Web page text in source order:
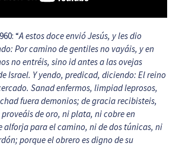
“A estos doce envió Jesús, y les dio
Por camino de gentiles no vayáis, y en
no entréis, sino id antes a las ovejas
Israel. Y yendo, predicad, diciendo: El reino
Sanad enfermos, limpiad leprosos,
fuera demonios; de gracia recibisteis,
de oro, ni plata, ni cobre en
alforja para el camino, ni de dos túnicas, ni
porque el obrero es digno de su